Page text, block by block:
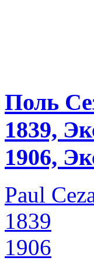
Поль
1839,
1906,
Paul
1839
1906